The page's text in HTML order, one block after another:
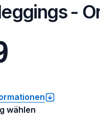
-
wählen